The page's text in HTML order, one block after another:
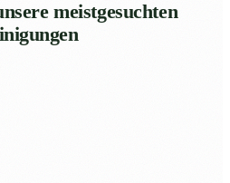
meistgesuchten